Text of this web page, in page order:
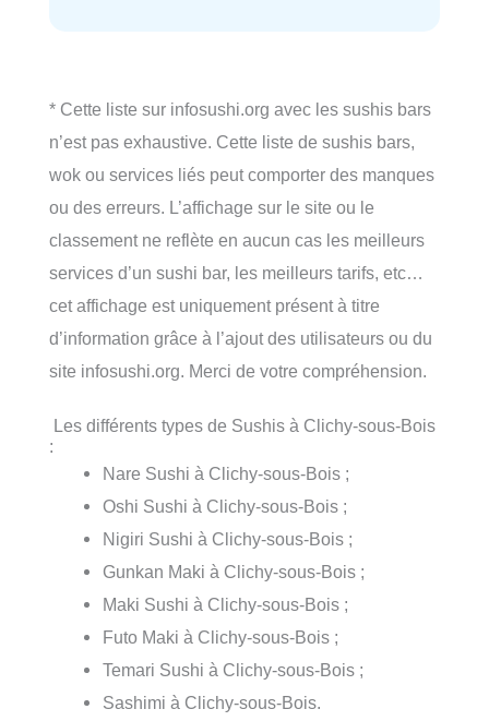
* Cette liste sur infosushi.org avec les sushis bars
n’est pas exhaustive. Cette liste de sushis bars,
wok ou services liés peut comporter des manques
ou des erreurs. L’affichage sur le site ou le
classement ne reflète en aucun cas les meilleurs
services d’un sushi bar, les meilleurs tarifs, etc…
cet affichage est uniquement présent à titre
d’information grâce à l’ajout des utilisateurs ou du
site infosushi.org. Merci de votre compréhension.
Les différents types de Sushis à Clichy-sous-Bois
:
Nare Sushi à Clichy-sous-Bois ;
Oshi Sushi à Clichy-sous-Bois ;
Nigiri Sushi à Clichy-sous-Bois ;
Gunkan Maki à Clichy-sous-Bois ;
Maki Sushi à Clichy-sous-Bois ;
Futo Maki à Clichy-sous-Bois ;
Temari Sushi à Clichy-sous-Bois ;
Sashimi à Clichy-sous-Bois.